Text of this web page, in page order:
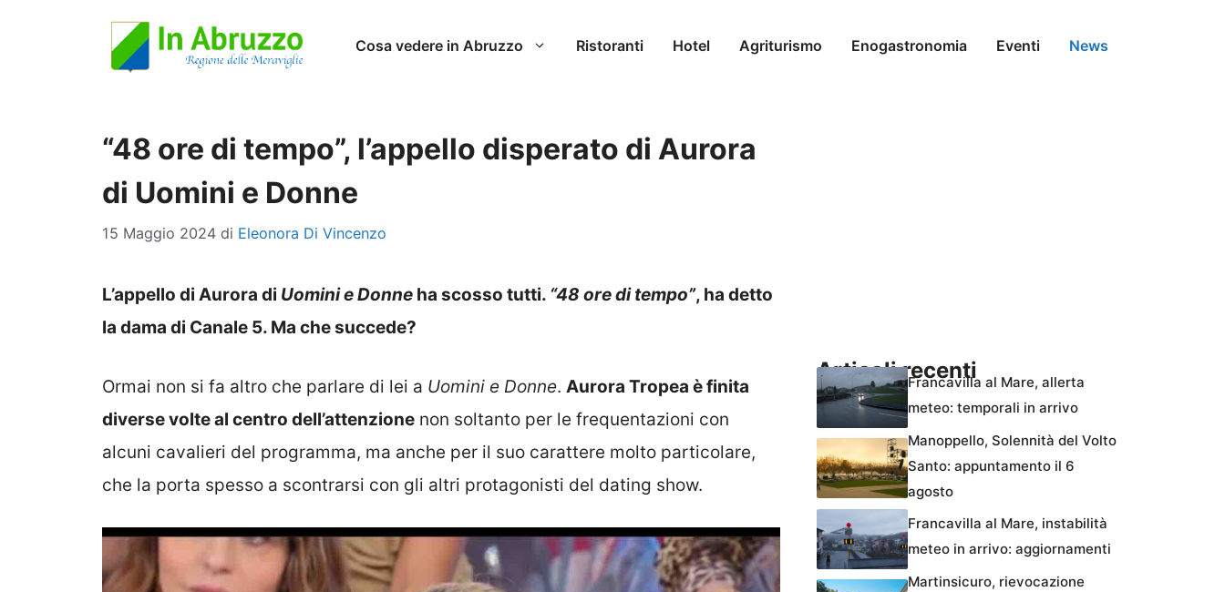
Cosa vedere in Abruzzo Ristoranti Hotel Agriturismo Enogastronomia Eventi News
“48 ore di tempo”, l’appello disperato di Aurora
di Uomini e Donne
15 Maggio 2024 di Eleonora Di Vincenzo
L’appello di Aurora di Uomini e Donne ha scosso tutti. “48 ore di tempo”, ha detto
la dama di Canale 5. Ma che succede?
Ormai non si fa altro che parlare di lei a Uomini e Donne. Aurora Tropea è finita
diverse volte al centro dell’attenzione non soltanto per le frequentazioni con
alcuni cavalieri del programma, ma anche per il suo carattere molto particolare,
che la porta spesso a scontrarsi con gli altri protagonisti del dating show.
Articoli recentiFrancavilla al Mare, allerta
meteo: temporali in arrivo
Manoppello, Solennità del Volto
Santo: appuntamento il 6
agosto
Francavilla al Mare, instabilità
meteo in arrivo: aggiornamenti
Martinsicuro, rievocazione